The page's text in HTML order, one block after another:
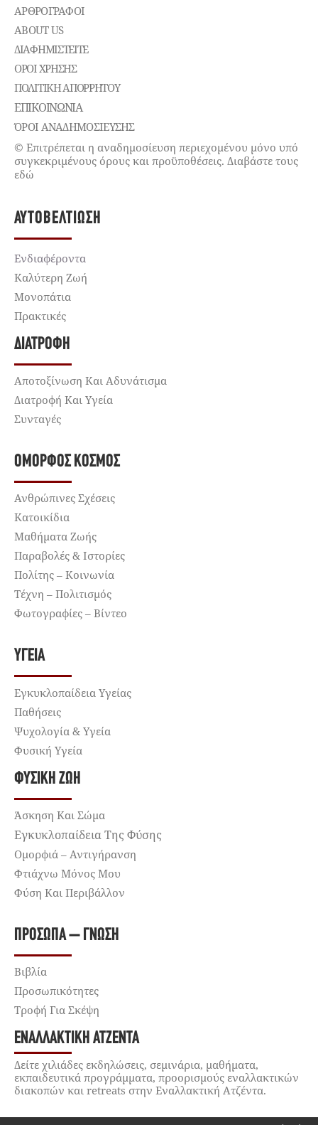
ΑΡΘΡΟΓΡΑΦΟΙ
ABOUT US
ΔΙΑΦΗΜΙΣΤΕΊΤΕ
ΌΡΟΙ ΧΡΉΣΗΣ
ΠΟΛΙΤΙΚΉ ΑΠΟΡΡΉΤΟΥ
ΕΠΙΚΟΙΝΩΝΊΑ
ΌΡΟΙ ΑΝΑΔΗΜΟΣΙΕΥΣΗΣ
© Επιτρέπεται η αναδημοσίευση περιεχομένου μόνο υπό
συγκεκριμένους όρους και προϋποθέσεις. Διαβάστε τους
εδώ
ΑΥΤΟΒΕΛΤΊΩΣΗ
Ενδιαφέροντα
Καλύτερη Ζωή
Μονοπάτια
Πρακτικές
ΔΙΑΤΡΟΦΉ
Αποτοξίνωση Και Αδυνάτισμα
Διατροφή Και Υγεία
Συνταγές
ΌΜΟΡΦΟΣ ΚΌΣΜΟΣ
Ανθρώπινες Σχέσεις
Κατοικίδια
Μαθήματα Ζωής
Παραβολές & Ιστορίες
Πολίτης – Κοινωνία
Τέχνη – Πολιτισμός
Φωτογραφίες – Βίντεο
ΥΓΕΊΑ
Εγκυκλοπαίδεια Υγείας
Παθήσεις
Ψυχολογία & Υγεία
Φυσική Υγεία
ΦΥΣΙΚΉ ΖΩΉ
Άσκηση Και Σώμα
Εγκυκλοπαίδεια Της Φύσης
Ομορφιά – Αντιγήρανση
Φτιάχνω Μόνος Μου
Φύση Και Περιβάλλον
ΠΡΌΣΩΠΑ – ΓΝΏΣΗ
Βιβλία
Προσωπικότητες
Τροφή Για Σκέψη
ΕΝΑΛΛΑΚΤΙΚΉ ΑΤΖΈΝΤΑ
Δείτε χιλιάδες εκδηλώσεις, σεμινάρια, μαθήματα,
εκπαιδευτικά προγράμματα, προορισμούς εναλλακτικών
διακοπών και retreats στην Εναλλακτική Ατζέντα.